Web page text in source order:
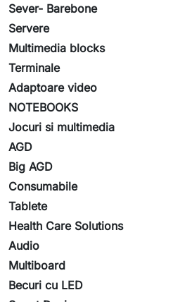
Sever- Barebone
Servere
Multimedia blocks
Terminale
Adaptoare video
NOTEBOOKS
Jocuri si multimedia
AGD
Big AGD
Consumabile
Tablete
Health Care Solutions
Audio
Multiboard
Becuri cu LED